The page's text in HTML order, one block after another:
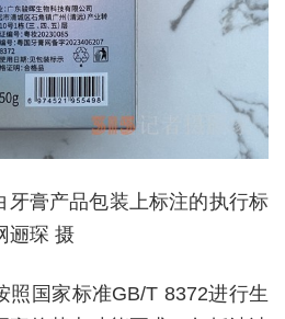
牙膏产品包装上标注的执行标
逦琛 摄
照国家标准GB/T 8372进行生